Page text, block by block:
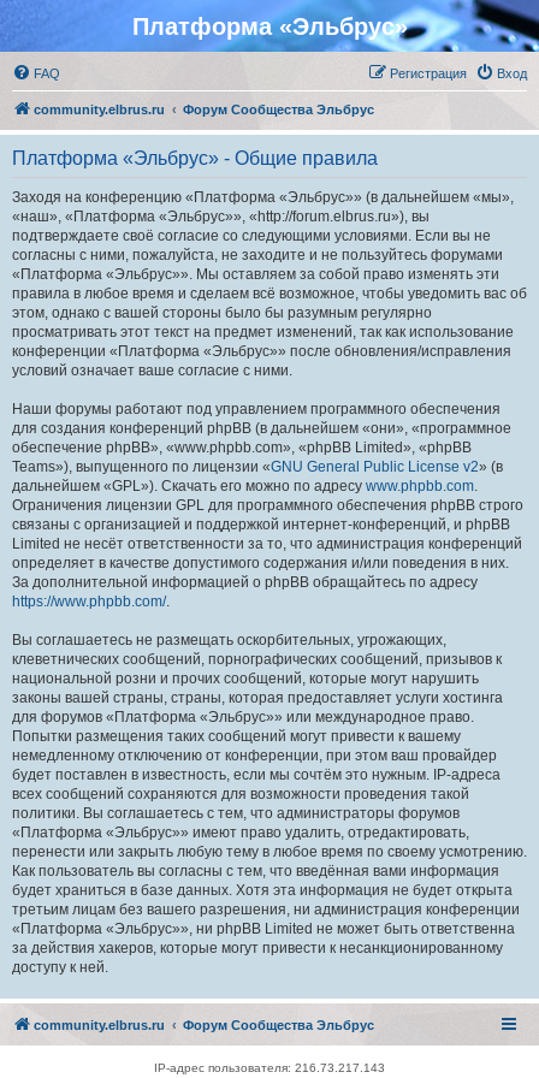
Платформа «Эльбрус»
FAQ Вход
Регистрация
community.elbrus.ru Форум Сообщества Эльбрус
Платформа «Эльбрус» - Общие правила
Заходя на конференцию «Платформа «Эльбрус»» (в дальнейшем «мы»,
«наш», «Платформа «Эльбрус»», «http://forum.elbrus.ru»), вы
подтверждаете своё согласие со следующими условиями. Если вы не
согласны с ними, пожалуйста, не заходите и не пользуйтесь форумами
«Платформа «Эльбрус»». Мы оставляем за собой право изменять эти
правила в любое время и сделаем всё возможное, чтобы уведомить вас об
этом, однако с вашей стороны было бы разумным регулярно
просматривать этот текст на предмет изменений, так как использование
конференции «Платформа «Эльбрус»» после обновления/исправления
условий означает ваше согласие с ними.
Наши форумы работают под управлением программного обеспечения
для создания конференций phpBB (в дальнейшем «они», «программное
обеспечение phpBB», «www.phpbb.com», «phpBB Limited», «phpBB
Teams»), выпущенного по лицензии «GNU General Public License v2» (в
дальнейшем «GPL»). Скачать его можно по адресу www.phpbb.com.
Ограничения лицензии GPL для программного обеспечения phpBB строго
связаны с организацией и поддержкой интернет-конференций, и phpBB
Limited не несёт ответственности за то, что администрация конференций
определяет в качестве допустимого содержания и/или поведения в них.
За дополнительной информацией о phpBB обращайтесь по адресу
https://www.phpbb.com/.
Вы соглашаетесь не размещать оскорбительных, угрожающих,
клеветнических сообщений, порнографических сообщений, призывов к
национальной розни и прочих сообщений, которые могут нарушить
законы вашей страны, страны, которая предоставляет услуги хостинга
для форумов «Платформа «Эльбрус»» или международное право.
Попытки размещения таких сообщений могут привести к вашему
немедленному отключению от конференции, при этом ваш провайдер
будет поставлен в известность, если мы сочтём это нужным. IP-адреса
всех сообщений сохраняются для возможности проведения такой
политики. Вы соглашаетесь с тем, что администраторы форумов
«Платформа «Эльбрус»» имеют право удалить, отредактировать,
перенести или закрыть любую тему в любое время по своему усмотрению.
Как пользователь вы согласны с тем, что введённая вами информация
будет храниться в базе данных. Хотя эта информация не будет открыта
третьим лицам без вашего разрешения, ни администрация конференции
«Платформа «Эльбрус»», ни phpBB Limited не может быть ответственна
за действия хакеров, которые могут привести к несанкционированному
доступу к ней.
community.elbrus.ru Форум Сообщества Эльбрус
IP-адрес пользователя: 216.73.217.143